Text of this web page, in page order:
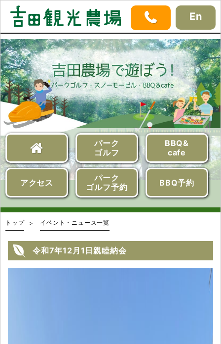
En
パーク
ゴルフ
BBQ&
cafe
アクセス
パーク
ゴルフ予約
BBQ予約
トップ イベント・ニュース一覧
令和7年12月1日親睦納会